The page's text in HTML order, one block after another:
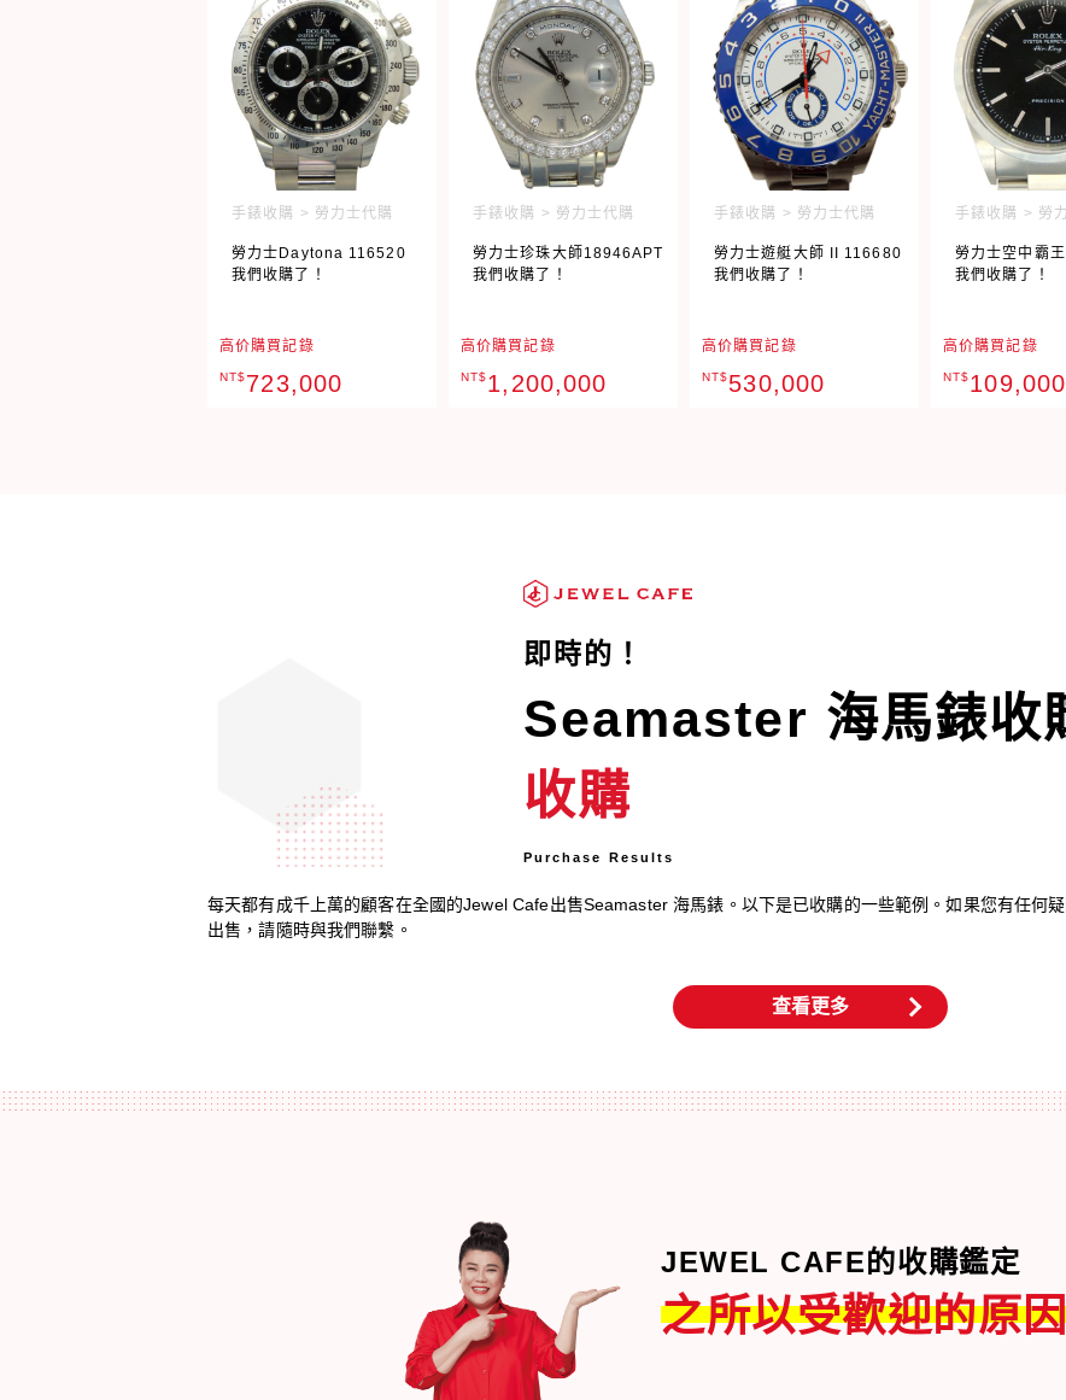
手錶收購 > 勞力士代購
勞力士Daytona 116520
我們收購了！
高价購買記錄
NT$723,000
手錶收購 > 勞力士代購
勞力士珍珠大師18946APT
我們收購了！
高价購買記錄
NT$1,200,000
手錶收購 > 勞力士代購
勞力士遊艇大師 II 116680
我們收購了！
高价購買記錄
NT$530,000
手錶收購 > 勞
勞力士空中霸
我們收購了！
高价購買記錄
NT$109,000
即時的！
Seamaster 海馬錶收
收購
Purchase Results
每天都有成千上萬的顧客在全國的Jewel Cafe出售Seamaster 海馬錶。以下是已收購的一些範例。如果您有任何
出售，請隨時與我們聯繫。
查看更多
JEWEL CAFE的收購鑑定
之所以受歡迎的原